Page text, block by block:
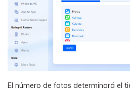
El número de fotos determinará el